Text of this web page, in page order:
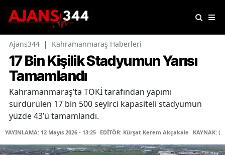
Ajans344 | Kahramanmaraş Haberleri
17 Bin Kişilik Stadyumun Yarısı
Tamamlandı
Kahramanmaraş’ta TOKİ tarafından yapımı
sürdürülen 17 bin 500 seyirci kapasiteli stadyumun
yüzde 43’ü tamamlandı.
YAYINLAMA: 12 Mayıs 2026 - 13:25 EDİTÖR: Kürşat Kerem Akçakale KAYNAK: